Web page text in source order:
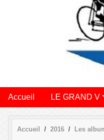
Accueil LE GRAND V
Accueil 2016 Les